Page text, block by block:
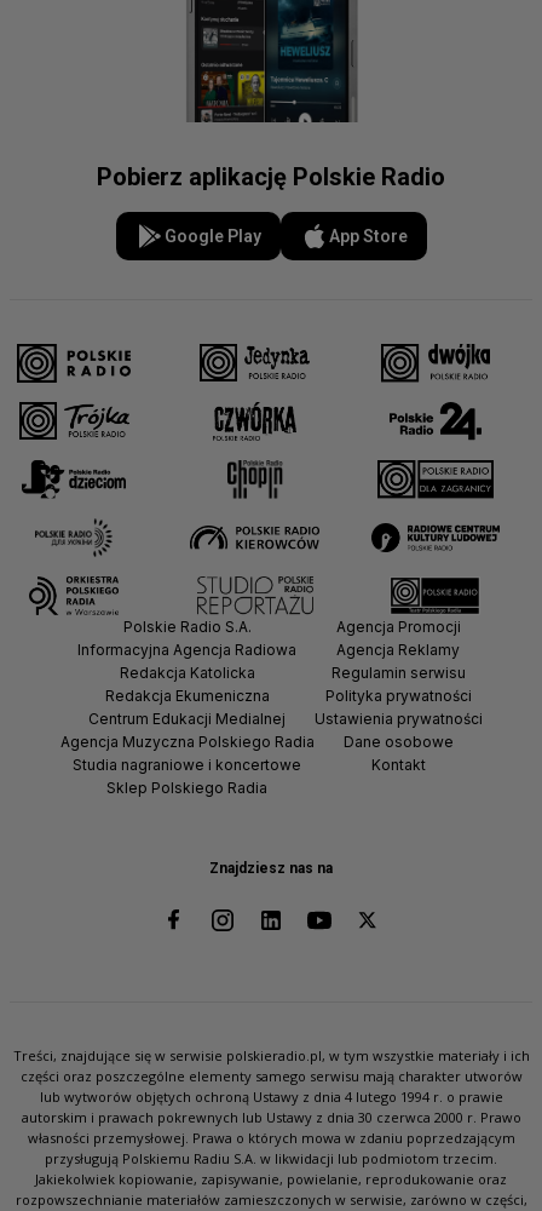
Pobierz aplikację Polskie Radio
Google Play App Store
Znajdziesz nas na
Polskie Radio S.A.
Informacyjna Agencja Radiowa
Redakcja Katolicka
Redakcja Ekumeniczna
Centrum Edukacji Medialnej
Agencja Muzyczna Polskiego Radia
Studia nagraniowe i koncertowe
Sklep Polskiego Radia
Agencja Promocji
Agencja Reklamy
Regulamin serwisu
Polityka prywatności
Ustawienia prywatności
Dane osobowe
Kontakt
Treści, znajdujące się w serwisie polskieradio.pl, w tym wszystkie materiały i ich
części oraz poszczególne elementy samego serwisu mają charakter utworów
lub wytworów objętych ochroną Ustawy z dnia 4 lutego 1994 r. o prawie
autorskim i prawach pokrewnych lub Ustawy z dnia 30 czerwca 2000 r. Prawo
własności przemysłowej. Prawa o których mowa w zdaniu poprzedzającym
przysługują Polskiemu Radiu S.A. w likwidacji lub podmiotom trzecim.
Jakiekolwiek kopiowanie, zapisywanie, powielanie, reprodukowanie oraz
rozpowszechnianie materiałów zamieszczonych w serwisie, zarówno w części,